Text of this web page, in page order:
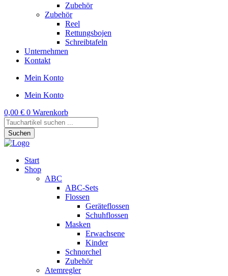
Zubehör
Zubehör
Reel
Rettungsbojen
Schreibtafeln
Unternehmen
Kontakt
Mein Konto
Mein Konto
0,00 € 0 Warenkorb
Products
search
Suchen
Start
Shop
ABC
ABC-Sets
Flossen
Geräteflossen
Schuhflossen
Masken
Erwachsene
Kinder
Schnorchel
Zubehör
Atemregler